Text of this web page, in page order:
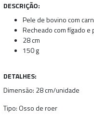
DESCRIÇÃO:
Pele de bovino com
Recheado com fígado
28 cm
150 g
DETALHES:
Dimensão: 28 cm/unidade
Tipo: Osso de roer